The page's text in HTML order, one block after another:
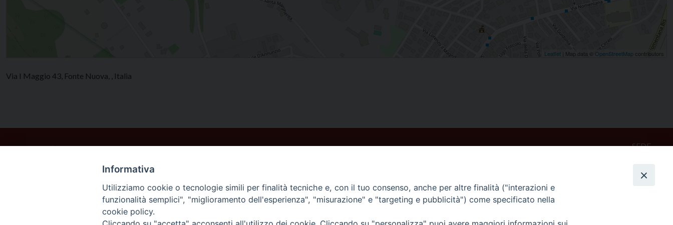
Leaflet | Map data © OpenStreetMap contributors
Via I Maggio 43, Fonte Nuova, , Italia
SEDE
02047 Poggio Mirteto (Rieti)
diocesi@diocesisabina.it
Informativa
Utilizziamo cookie o tecnologie simili per finalità tecniche e, con il tuo consenso, anche per altre finalità ("interazioni e
funzionalità semplici", "miglioramento dell'esperienza", "misurazione" e "targeting e pubblicità") come specificato nella
cookie policy.